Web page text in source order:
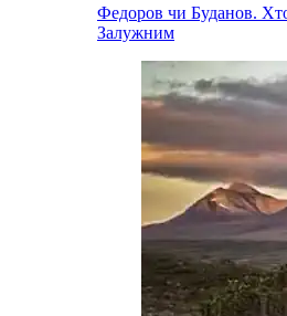
Федоров чи Буданов.
Залужним